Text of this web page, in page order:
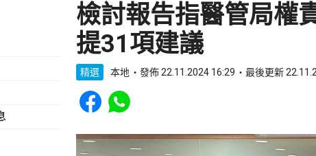
檢討報告指醫管局權
提31項建議
精選 本地 發佈 22.11.2024 16:29 最後更新
Share to Facebook
Share to WhatsApp